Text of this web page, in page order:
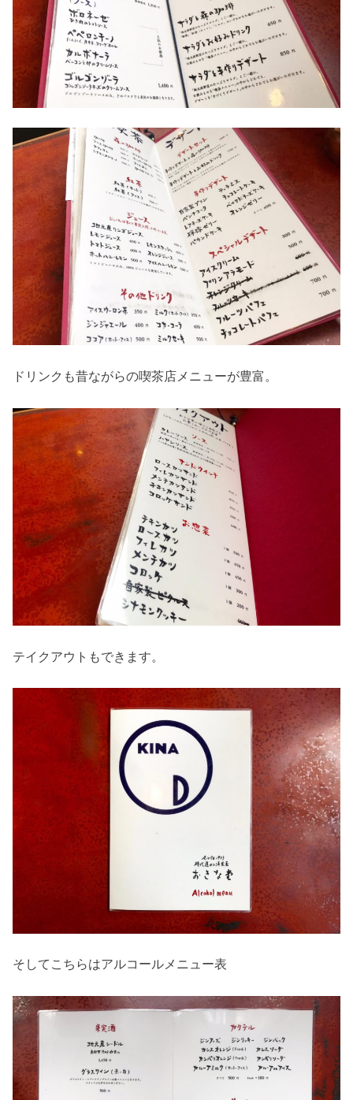
ドリンクも昔ながらの喫茶店メニューが豊富。
テイクアウトもできます。
そしてこちらはアルコールメニュー表